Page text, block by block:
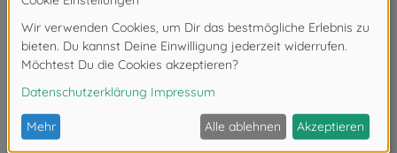
12,29 €
1 l = 122,90 €
12,29 €
1 l = 122,90 €